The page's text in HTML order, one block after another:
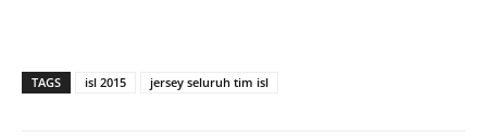
TAGS isl 2015 jersey seluruh tim isl